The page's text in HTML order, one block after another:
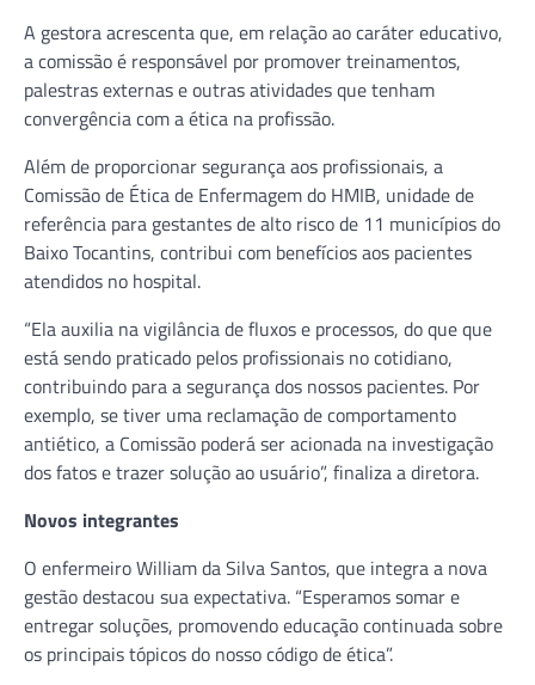
A gestora acrescenta que, em relação ao caráter educativo,
a comissão é responsável por promover treinamentos,
palestras externas e outras atividades que tenham
convergência com a ética na profissão.
Além de proporcionar segurança aos profissionais, a
Comissão de Ética de Enfermagem do HMIB, unidade de
referência para gestantes de alto risco de 11 municípios do
Baixo Tocantins, contribui com benefícios aos pacientes
atendidos no hospital.
“Ela auxilia na vigilância de fluxos e processos, do que que
está sendo praticado pelos profissionais no cotidiano,
contribuindo para a segurança dos nossos pacientes. Por
exemplo, se tiver uma reclamação de comportamento
antiético, a Comissão poderá ser acionada na investigação
dos fatos e trazer solução ao usuário”, finaliza a diretora.
Novos integrantes
O enfermeiro William da Silva Santos, que integra a nova
gestão destacou sua expectativa. “Esperamos somar e
entregar soluções, promovendo educação continuada sobre
os principais tópicos do nosso código de ética”.